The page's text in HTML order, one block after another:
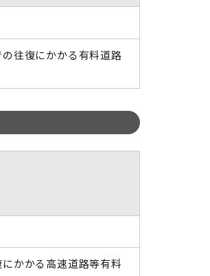
往復にかかる有料道路
かかる高速道路等有料